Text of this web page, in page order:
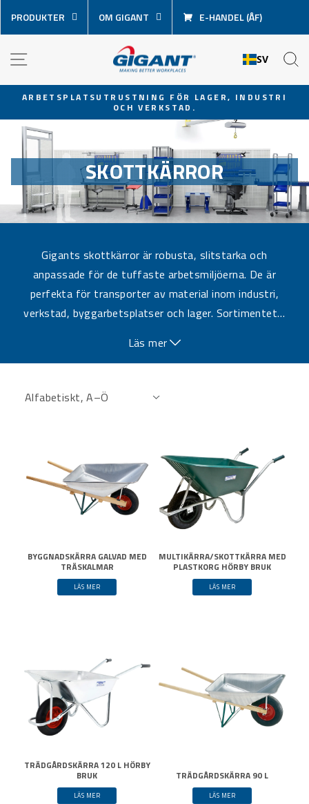
över
innehåll
PRODUKTER OM GIGANT E-HANDEL (ÅF)
SV
Pausa
bildspel
ARBETSPLATSUTRUSTNING FÖR LAGER, INDUSTRI
OCH VERKSTAD.
SKOTTKÄRROR
Gigants skottkärror är robusta, slitstarka och
anpassade för de tuffaste arbetsmiljöerna. De är
perfekta för transporter av material inom industri,
verkstad, byggarbetsplatser och lager. Sortimentet…
stål eller plast), samt ergonomiska handtag och hjul för
skottkärra för tungt byggmaterial, avfallshantering
Läs mer
BYGGNADSKÄRRA GALVAD MED
TRÄSKALMAR
LÄS MER
MULTIKÄRRA/SKOTTKÄRRA MED
PLASTKORG HÖRBY BRUK
LÄS MER
TRÄDGÅRDSKÄRRA 120 L HÖRBY
BRUK
LÄS MER
TRÄDGÅRDSKÄRRA 90 L
LÄS MER